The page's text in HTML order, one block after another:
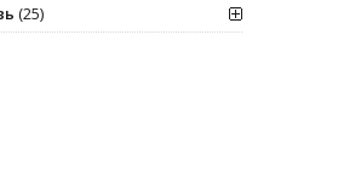
(25)